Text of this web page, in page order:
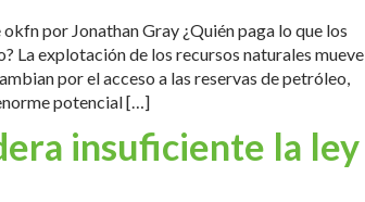
por Jonathan Gray ¿Quién paga lo que los
La explotación de los recursos naturales mueve
por el acceso a las reservas de petróleo,
potencial […]
insuficiente la ley